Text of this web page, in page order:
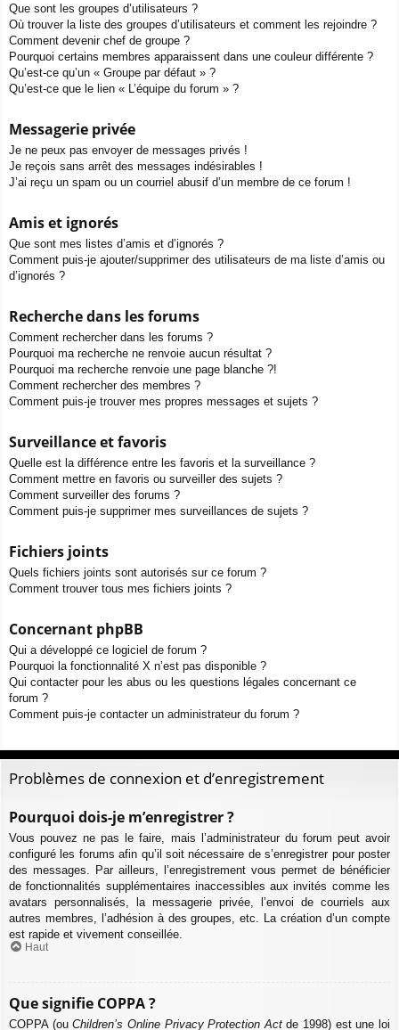
Que sont les groupes d’utilisateurs ?
Où trouver la liste des groupes d’utilisateurs et comment les rejoindre ?
Comment devenir chef de groupe ?
Pourquoi certains membres apparaissent dans une couleur différente ?
Qu’est-ce qu’un « Groupe par défaut » ?
Qu’est-ce que le lien « L’équipe du forum » ?
Messagerie privée
Je ne peux pas envoyer de messages privés !
Je reçois sans arrêt des messages indésirables !
J’ai reçu un spam ou un courriel abusif d’un membre de ce forum !
Amis et ignorés
Que sont mes listes d’amis et d’ignorés ?
Comment puis-je ajouter/supprimer des utilisateurs de ma liste d’amis ou
d’ignorés ?
Recherche dans les forums
Comment rechercher dans les forums ?
Pourquoi ma recherche ne renvoie aucun résultat ?
Pourquoi ma recherche renvoie une page blanche ?!
Comment rechercher des membres ?
Comment puis-je trouver mes propres messages et sujets ?
Surveillance et favoris
Quelle est la différence entre les favoris et la surveillance ?
Comment mettre en favoris ou surveiller des sujets ?
Comment surveiller des forums ?
Comment puis-je supprimer mes surveillances de sujets ?
Fichiers joints
Quels fichiers joints sont autorisés sur ce forum ?
Comment trouver tous mes fichiers joints ?
Concernant phpBB
Qui a développé ce logiciel de forum ?
Pourquoi la fonctionnalité X n’est pas disponible ?
Qui contacter pour les abus ou les questions légales concernant ce
forum ?
Comment puis-je contacter un administrateur du forum ?
Problèmes de connexion et d’enregistrement
Pourquoi dois-je m’enregistrer ?
Vous pouvez ne pas le faire, mais l’administrateur du forum peut avoir
configuré les forums afin qu’il soit nécessaire de s’enregistrer pour poster
des messages. Par ailleurs, l’enregistrement vous permet de bénéficier
de fonctionnalités supplémentaires inaccessibles aux invités comme les
avatars personnalisés, la messagerie privée, l’envoi de courriels aux
autres membres, l’adhésion à des groupes, etc. La création d’un compte
est rapide et vivement conseillée.
Haut
Que signifie COPPA ?
COPPA (ouChildren’s Online Privacy Protection Actde 1998) est une loi